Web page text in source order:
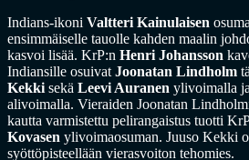
Indians-ikoni Valtteri Kainulaisen
ensimmäiselle tauolle kahden maalin
kasvoi lisää. KrP:n Henri Johansson
Indiansille osuivat Joonatan Lindholm
Kekki sekä Leevi Auranen ylivoimalla
alivoimalla. Vieraiden Joonatan
kautta varmistettu pelirangaistus tuotti
Kovasen ylivoimaosuman. Juuso Kekki
syöttöpisteellään vierasvoiton tehomies.